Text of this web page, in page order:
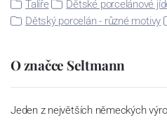
Talíře
Dětské porcelánové
Dětský porcelán - různé motivy
O značce Seltmann
Jeden z největších německých